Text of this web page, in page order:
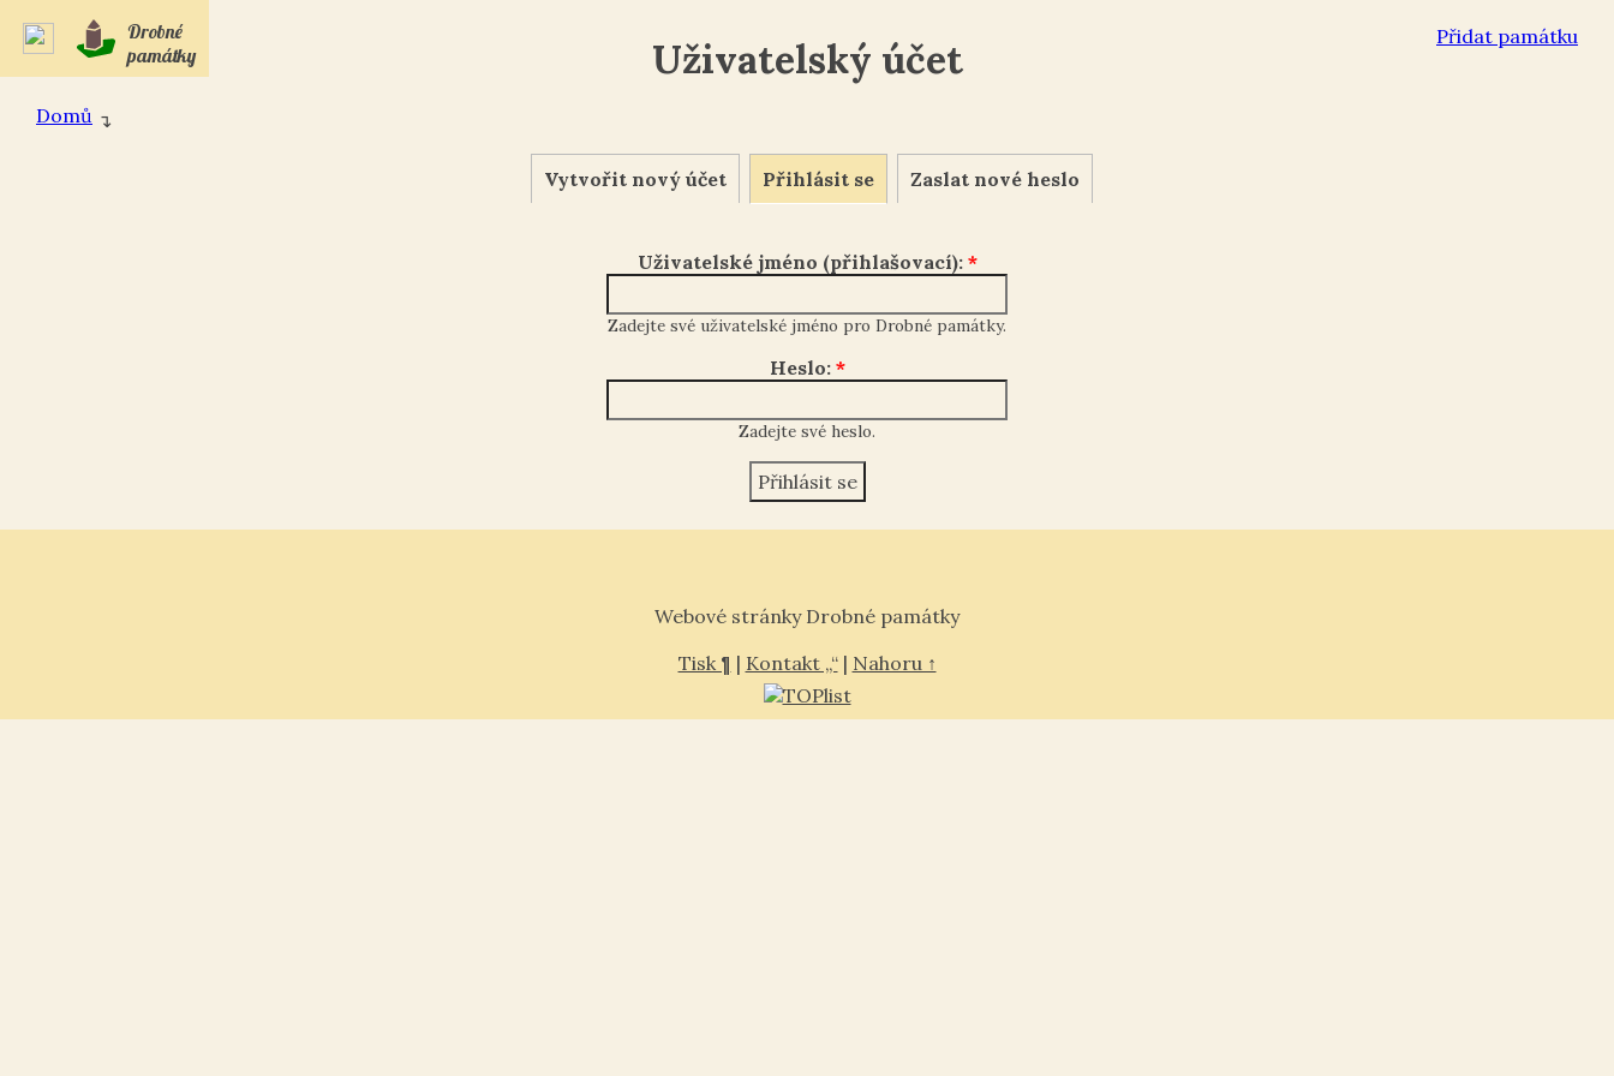
Přidat památku
Drobné
památky
Uživatelský účet
Domů ↴
Vytvořit nový účet Přihlásit se Zaslat nové heslo
Uživatelské jméno (přihlašovací): *
Zadejte své uživatelské jméno pro Drobné památky.
Heslo: *
Zadejte své heslo.
Webové stránky Drobné památky
Tisk ¶ | Kontakt „“| Nahoru ↑